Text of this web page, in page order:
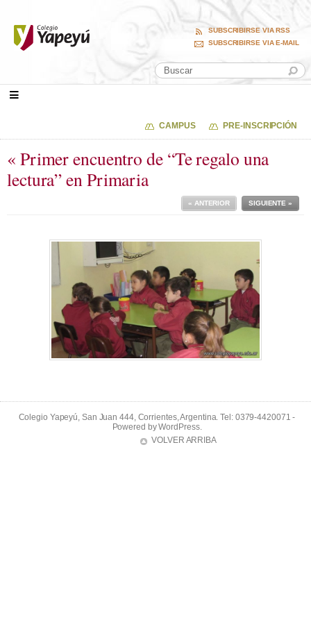
SUBSCRIBIRSE VIA RSS
SUBSCRIBIRSE VIA E-MAIL
CAMPUS PRE-INSCRIPCIÓN
« Primer encuentro de “Te regalo una
lectura” en Primaria
SIGUIENTE »
« ANTERIOR
Colegio Yapeyú, San Juan 444, Corrientes, Argentina. Tel: 0379-4420071 -
Powered byWordPress.
VOLVER ARRIBA